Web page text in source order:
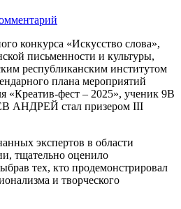
ПОДЕЛИТЬСЯ
ПРИЯТНОЙ
НОВОСТЬЮ
конкурса «Искусство слова»,
письменности и культуры,
республиканским институтом
плана мероприятий
«Креатив-фест – 2025», ученик 9В
АНДРЕЙ стал призером III
экспертов в области
тщательно оценило
тех, кто продемонстрировал
и творческого